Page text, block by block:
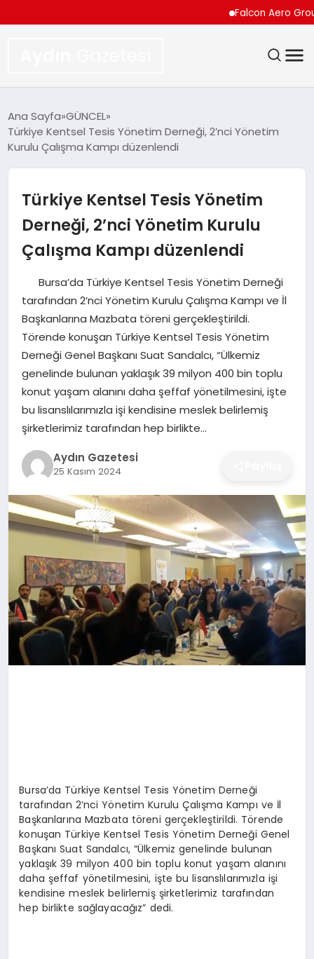
Falcon Aero Group,
TEKNOLOJI
EKONOMI
SIYASET
YAŞAM
MAGAZIN
SAĞLIK
EĞITIM
DÜNYA
Ana Sayfa GÜNCEL
Türkiye Kentsel Tesis Yönetim Derneği, 2’nci Yönetim
Kurulu Çalışma Kampı düzenlendi
Türkiye Kentsel Tesis Yönetim
Derneği, 2’nci Yönetim Kurulu
Çalışma Kampı düzenlendi
Bursa’da Türkiye Kentsel Tesis Yönetim Derneği
tarafından 2’nci Yönetim Kurulu Çalışma Kampı ve İl
Başkanlarına Mazbata töreni gerçekleştirildi.
Törende konuşan Türkiye Kentsel Tesis Yönetim
Derneği Genel Başkanı Suat Sandalcı, “Ülkemiz
genelinde bulunan yaklaşık 39 milyon 400 bin toplu
konut yaşam alanını daha şeffaf yönetilmesini, işte
bu lisanslılarımızla işi kendisine meslek belirlemiş
şirketlerimiz tarafından hep birlikte…
Aydın Gazetesi
25 Kasım 2024
Bursa’da Türkiye Kentsel Tesis Yönetim Derneği
tarafından 2’nci Yönetim Kurulu Çalışma Kampı ve İl
Başkanlarına Mazbata töreni gerçekleştirildi. Törende
konuşan Türkiye Kentsel Tesis Yönetim Derneği Genel
Başkanı Suat Sandalcı, “Ülkemiz genelinde bulunan
yaklaşık 39 milyon 400 bin toplu konut yaşam alanını
daha şeffaf yönetilmesini, işte bu lisanslılarımızla işi
kendisine meslek belirlemiş şirketlerimiz tarafından
hep birlikte sağlayacağız” dedi.